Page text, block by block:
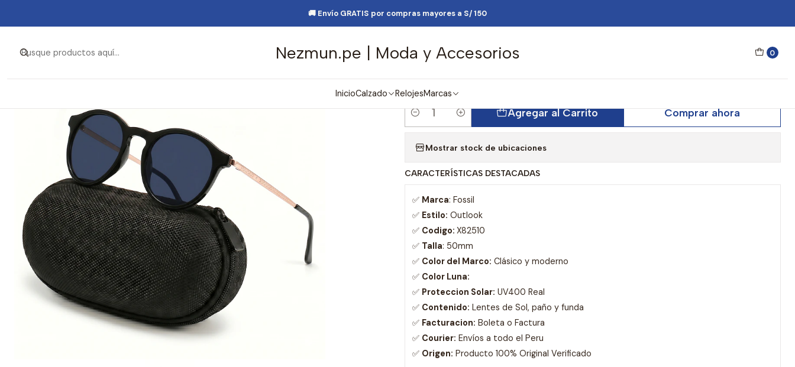
Nezmun.pe | Moda y Accesorios 0
InicioCalzado RelojesMarcas
🚚 Envío GRATIS por compras mayores a S/ 150
Lentes y Accesorios Lentes de Sol Lentes de Sol Fossil Outlook X82510 Negro Mujer - Talla 50mm
|
Lentes de Sol Fossil Outlook X82510 Negro
Mujer - Talla 50mm
Cantidad
Agregar al Carrito Comprar ahora
Mostrar stock de ubicaciones
CARACTERÍSTICAS DESTACADAS
✅ Marca: Fossil
✅ Estilo: Outlook
✅ Codigo: X82510
✅ Talla: 50mm
✅ Color del Marco: Clásico y moderno
✅ Color Luna:
✅ Proteccion Solar: UV400 Real
✅ Contenido: Lentes de Sol, paño y funda
✅ Facturacion: Boleta o Factura
✅ Courier: Envíos a todo el Peru
✅ Origen: Producto 100% Original Verificado